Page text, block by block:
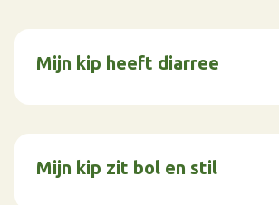
Mijn kip heeft diarree
Mijn kip zit bol en stil